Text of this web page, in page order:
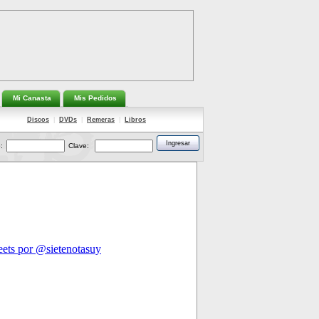
Mi Canasta Mis Pedidos
Discos DVDs Remeras Libros
Clave: